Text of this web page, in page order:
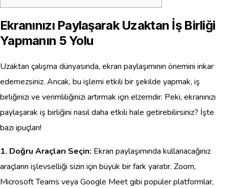
Ekranınızı Paylaşarak Uzaktan İş Birliği
Yapmanın 5 Yolu
Uzaktan çalışma dünyasında, ekran paylaşımının önemini inkar
edemezsiniz. Ancak, bu işlemi etkili bir şekilde yapmak, iş
birliğinizi ve verimliliğinizi artırmak için elzemdir. Peki, ekranınızı
paylaşarak iş birliğini nasıl daha etkili hale getirebilirsiniz? İşte
bazı ipuçları!
1. Doğru Araçları Seçin: Ekran paylaşımında kullanacağınız
araçların işlevselliği sizin için büyük bir fark yaratır. Zoom,
Microsoft Teams veya Google Meet gibi popüler platformlar,